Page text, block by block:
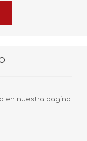
en nuestra pagina